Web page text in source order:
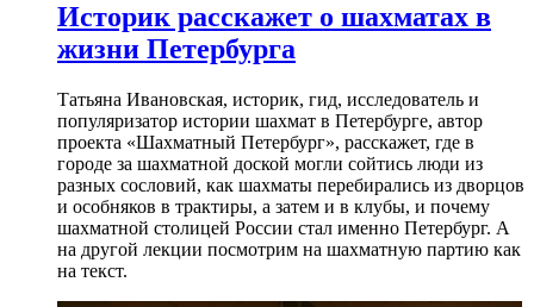
Историк расскажет о шахматах в
жизни Петербурга
Татьяна Ивановская, историк, гид, исследователь и
популяризатор истории шахмат в Петербурге, автор
проекта «Шахматный Петербург», расскажет, где в
городе за шахматной доской могли сойтись люди из
разных сословий, как шахматы перебирались из дворцов
и особняков в трактиры, а затем и в клубы, и почему
шахматной столицей России стал именно Петербург. А
на другой лекции посмотрим на шахматную партию как
на текст.